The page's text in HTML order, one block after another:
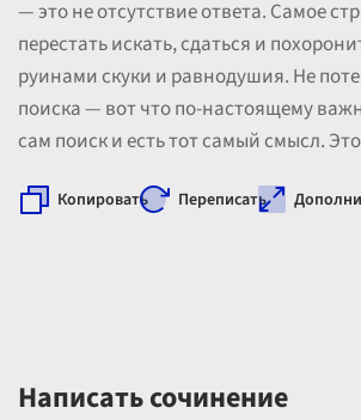
— это не отсутствие ответа. Самое
перестать искать, сдаться и
руинами скуки и равнодушия. Не
поиска — вот что по-настоящему
сам поиск и есть тот самый смысл.
Копировать Переписать
Написать сочинение